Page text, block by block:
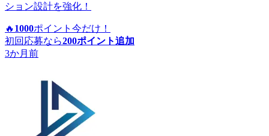
ション設計を強化！
🔥 1000ポイント 今だけ！
初回応募なら200ポイント追加
3か月前